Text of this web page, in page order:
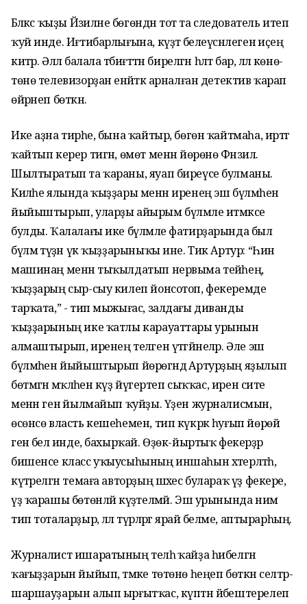
Бәләкәс ҡыҙы Йәзиләне бөгөндән тот та следователь итеп
ҡуй инде. Иғтибарлығына, күҙәтә белеүсәнлегенә иҫең
китәр. Әллә балала тәбиғәттән бирелгән һәләт бар, әллә көнө-
төнө телевизорҙан енәйәткә арналған детектив ҡарап
өйрәнеп бөткән.
Ике аҙна тирәһе, бына ҡайтыр, бөгөн ҡайтмаһа, иртәгә
ҡайтып керер тигән, өмөт менән йөрөнө Фәнзилә.
Шылтыратып та ҡараны, яуап биреүсе булманы.
Киләһе ялында ҡыҙҙары менән иренең эш бүлмәһен
йыйыштырып, уларҙы айырым бүлмәле итмәксе
булды. Ҡалалағы ике бүлмәле фатирҙарында был
бүлмә тәүҙән үк ҡыҙҙарыныҡы ине. Тик Артур: “Һин
машинаң менән тыҡылдатып нервыма тейәһең,
ҡыҙҙарың сыр-сыу килеп йонсотоп, фекеремде
тарҡата,” - тип мыжығас, залдағы диванды
ҡыҙҙарының ике ҡатлы карауаттары урынын
алмаштырып, иренең теләген үтәгәйнеләр. Әле эш
бүлмәһен йыйыштырып йөрөгәндә Артурҙың яҙылып
бөтмәгән мәҡәләһенә күҙ йүгертеп сыҡҡас, ирен сите
менән генә йылмайып ҡуйҙы. Үҙен журналисмын,
өсөнсө власть кешеһемен, тип күкрәк һуғып йөрөй
генә белә инде, бахырҡай. Өҙөк-йыртыҡ фекерҙәр
бишенсе класс уҡыусыһының иншаһын хәтерләтһә,
күтәрелгән темаға авторҙың шәхес булараҡ үҙ фекере,
үҙ ҡарашы бөтөнләй күҙәтелмәй. Эш урынында нимә
тип тоталарҙыр, әллә түрәләргә ярай беләме, аптырарһың.
Журналист ишаратының теләһә ҡайҙа һибелгән
ҡағыҙҙарын йыйып, тәмәке төтөнө һеңеп бөткән селтәр-
шаршауҙарын алып ырғытҡас, күптән йәбештерелеп